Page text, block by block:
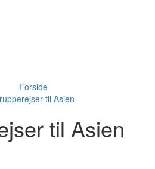
Forside
til Asien
til Asien